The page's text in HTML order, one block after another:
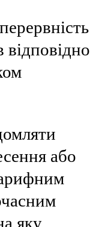
відповідно
або
яку